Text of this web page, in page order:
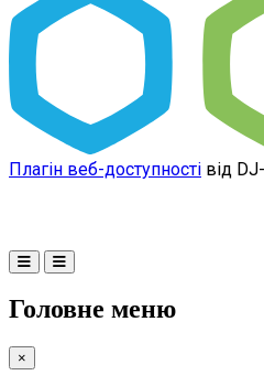
Плагін веб-доступності від
Головне меню
×